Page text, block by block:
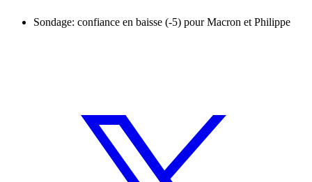
Sondage: confiance en baisse (-5) pour Macron et Philippe